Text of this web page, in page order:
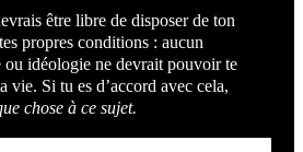
être libre de disposer de ton
propres conditions : aucun
ou idéologie ne devrait pouvoir te
vie. Si tu es d’accord avec cela,
chose à ce sujet.